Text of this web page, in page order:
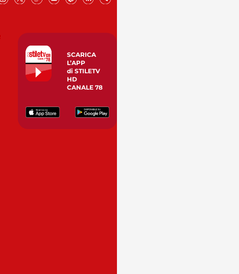
SCARICA
L’APP
di STILETV
HD
CANALE 78